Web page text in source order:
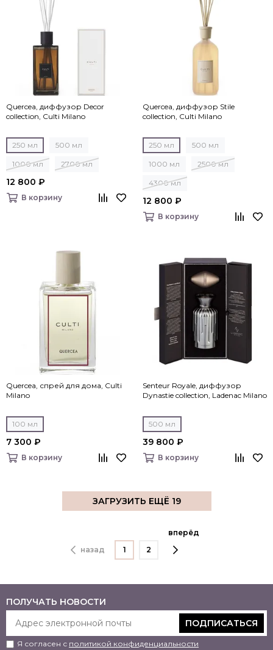
Quercea, диффузор Decor
collection, Culti Milano
250 мл 500 мл
1000 мл 2700 мл
12 800 ₽
В корзину
Quercea, диффузор Stile
collection, Culti Milano
250 мл 500 мл
1000 мл 2500 мл
4300 мл
12 800 ₽
В корзину
Quercea, спрей для дома, Culti
Milano
100 мл
7 300 ₽
В корзину
Senteur Royale, диффузор
Dynastie collection, Ladenac Milano
500 мл
39 800 ₽
В корзину
ЗАГРУЗИТЬ ЕЩЁ 19
назад 1 2
вперёд
ПОЛУЧАТЬ НОВОСТИ
ПОДПИСАТЬСЯ
Я согласен с политикой конфиденциальности